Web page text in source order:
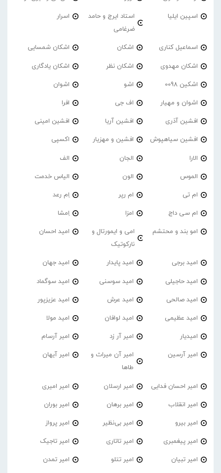
اسپین ایلیا
استاد ایرج و حامد
ضرغامی
اسرار
اسماعیل کناری اشکان اشکان شمسایی
اشکان مهدوی اشکان نظر اشکان یادگاری
اشکین 0098 اشو اشوان
اشوان و مهیار اف جی افرا
افشین آذری افشین آریا افشین امینی
افشین سیاهپوش افشین و مهزیار اکسپی
الارا الجان الف
الموس الون الیاس خدمت
ام تی ام رپر اِم رعد
ام سی داج امزا اِمشا
امو بند و محتشم
امی و ایمورتال و
نارکوتیک
امید احسان
امید برجی امید پایدار امید جهان
امید حاجیلی امید سوسنی امید سوگماد
امید صالحی امید عرش امید عزیزپور
امید عظیمی امید لوافان امید مولا
امیدیار امیر آر زد امیر آرسام
امیر آرسین
امیر آن میراث و
طاها
امیر آیهان
امیر احسان فدایی امیر ارسلان امیر امیری
امیر انقلاب امیر برهان امیر‌ بوران
امیر بیرو امیر بی‌نظیر امیر پرواز
امیر پیغمبری امیر تاتاری امیر تاجیک
امیر تبیان امیر تتلو امیر تمدن